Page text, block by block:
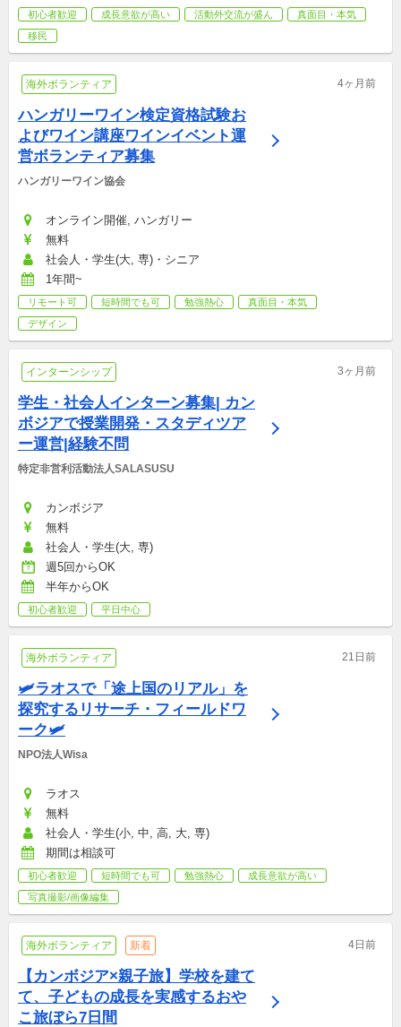
留学費用は215,800円～ 　（留学保険・現地遊行費・往復飛行機
代・ビザ費用などは含まれません）     (14日以内の滞在は、ビザ
が必要なくなり渡航しやすくなりました）
初心者歓迎 成長意欲が高い 活動外交流が盛ん
真面目・本気
移民
海外ボランティア 4ヶ月前
ハンガリーワイン検定資格試験お
よびワイン講座ワインイベント運
営ボランティア募集
ハンガリーワイン協会
オンライン開催, ハンガリー
無料
社会人・学生(大, 専)・シニア
1年間~
リモート可 短時間でも可 勉強熱心
真面目・本気
デザイン
インターンシップ 3ヶ月前
学生・社会人インターン募集| カン
ボジアで授業開発・スタディツア
ー運営|経験不問
特定非営利活動法人SALASUSU
カンボジア
無料
社会人・学生(大, 専)
週5回からOK
半年からOK
初心者歓迎 平日中心
海外ボランティア 21日前
🛩ラオスで「途上国のリアル」を
探究するリサーチ・フィールドワ
ーク🛩
NPO法人Wisa
ラオス
無料
社会人・学生(小, 中, 高, 大, 専)
期間は相談可
初心者歓迎 短時間でも可 勉強熱心
成長意欲が高い
写真撮影/画像編集
海外ボランティア 新着 4日前
【カンボジア×親子旅】学校を建て
て、子どもの成長を実感するおや
こ旅ぼら7日間